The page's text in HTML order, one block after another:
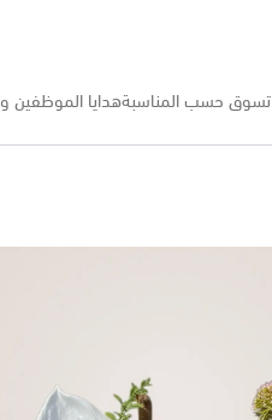
هدايا الموظفينتسوق حسب المناسبة